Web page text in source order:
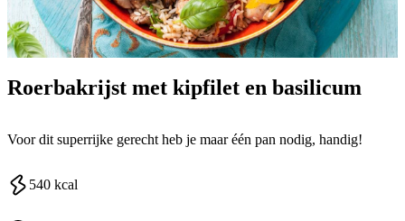
Roerbakrijst met kipfilet en basilicum
Voor dit superrijke gerecht heb je maar één pan nodig, handig!
540 kcal